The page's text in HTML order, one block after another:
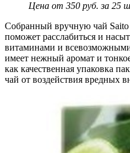
Цена от 350 руб. за 25
Собранный вручную чай
поможет расслабиться и
витаминами и
имеет нежный аромат и
как качественная упаковка
чай от воздействия вредных